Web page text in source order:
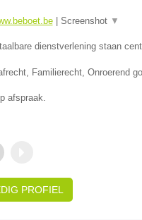
| Screenshot ▼
dienstverlening staan
Familierecht, Onroerend
afspraak.
PROFIEL